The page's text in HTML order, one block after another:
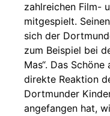
zahlreichen Film-
mitgespielt.
sich der
zum Beispiel bei
Mas“. Das
direkte Reaktion
Dortmunder
angefangen hat,